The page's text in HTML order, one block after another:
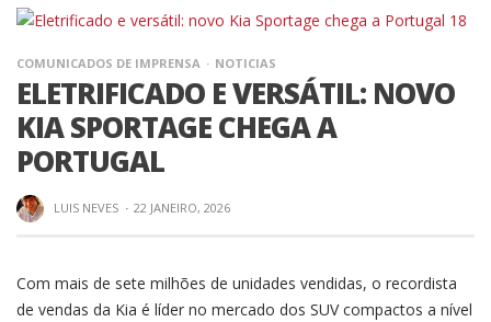
COMUNICADOS DE IMPRENSA NOTICIAS
ELETRIFICADO E VERSÁTIL: NOVO
KIA SPORTAGE CHEGA A
PORTUGAL
LUIS NEVES · 22 JANEIRO, 2026
Com mais de sete milhões de unidades vendidas, o recordista
de vendas da Kia é líder no mercado dos SUV compactos a nível